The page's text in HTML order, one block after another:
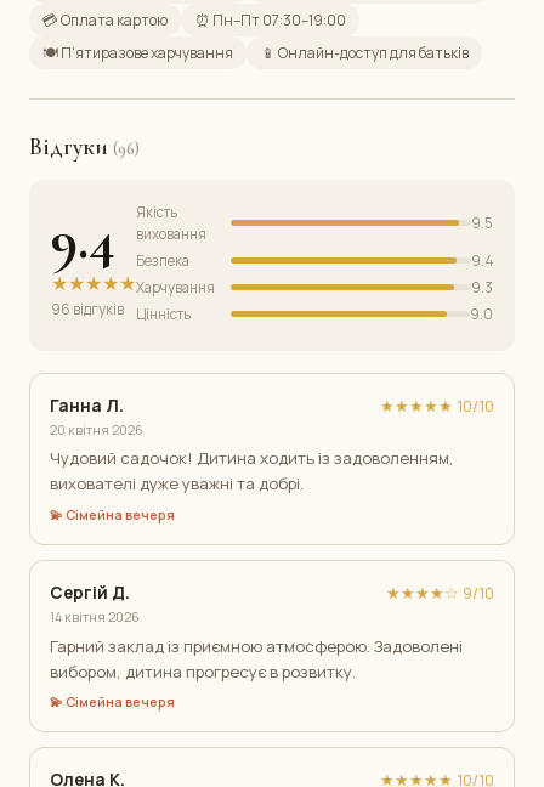
💳 Оплата картою
⏰ Пн–Пт 07:30–19:00
🍽️ П'ятиразове харчування
📱 Онлайн-доступ для батьків
Відгуки (96)
9.4
★★★★★
96 відгуків
Якість
виховання
9.5
Безпека
9.4
Харчування
9.3
Цінність
9.0
Ганна Л.
20 квітня 2026
★★★★★ 10/10
Чудовий садочок! Дитина ходить із задоволенням,
вихователі дуже уважні та добрі.
💫 Сімейна вечеря
Сергій Д.
14 квітня 2026
★★★★☆ 9/10
Гарний заклад із приємною атмосферою. Задоволені
вибором, дитина прогресує в розвитку.
💫 Сімейна вечеря
Олена К. ★★★★★ 10/10